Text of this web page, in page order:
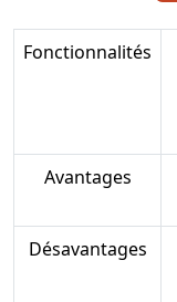
Fonctionnalités
Avantages
Désavantages